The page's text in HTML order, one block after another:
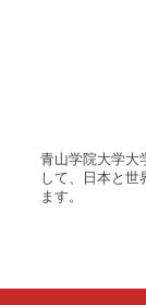
青山学院大学大
して、日本と世
ます。